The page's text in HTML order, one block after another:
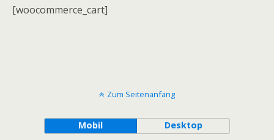
[woocommerce_cart]
Zum Seitenanfang
Mobil Desktop